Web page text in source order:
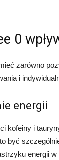
0
zarówno
i
energii
kofeiny i
być
energii w